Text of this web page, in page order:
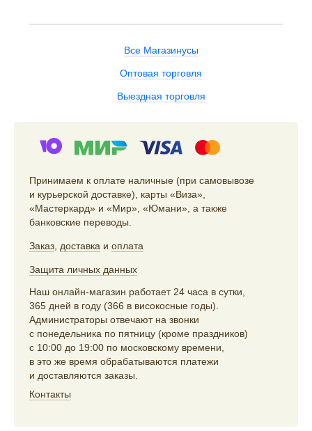
Все Магазинусы
Оптовая торговля
Выездная торговля
Принимаем к оплате наличные (при самовывозе
и курьерской доставке), карты «Виза»,
«Мастеркард» и «Мир», «Юмани», а также
банковские переводы.
Заказ доставка и оплата
Защита личных данных
Наш онлайн-магазин работает 24 часа в сутки,
365 дней в году (366 в високосные годы).
Администраторы отвечают на звонки
с понедельника по пятницу (кроме праздников)
с 10:00 до 19:00 по московскому времени,
в это же время обрабатываются платежи
и доставляются заказы.
Контакты